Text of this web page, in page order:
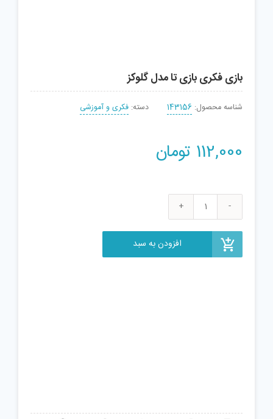
بازی فکری بازی تا مدل گلوکز
شناسه محصول: 143156 دسته: فکری و آموزشی
112,000 تومان
بازی
تا
افزودن به سبد